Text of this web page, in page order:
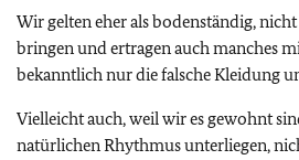
Wir gelten eher als bodenständig,
bringen und ertragen auch manches
bekanntlich nur die falsche Kleidung
Vielleicht auch, weil wir es gewohnt
natürlichen Rhythmus unterliegen,